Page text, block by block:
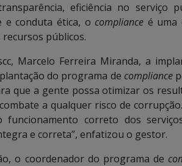
eficiência no serviço
e conduta ética, o compliance é uma
públicos.
Marcelo Ferreira Miranda, a
do programa de compliance
que a gente possa otimizar os
a qualquer risco de
correto dos
e correta”, enfatizou o gestor.
o coordenador do programa de